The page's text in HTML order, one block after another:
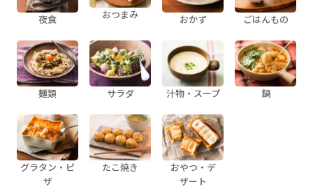
夜食 おつまみ おかず ごはんもの
麺類 サラダ 汁物・スープ 鍋
グラタン・ピ
ザ
たこ焼き
おやつ・デ
ザート